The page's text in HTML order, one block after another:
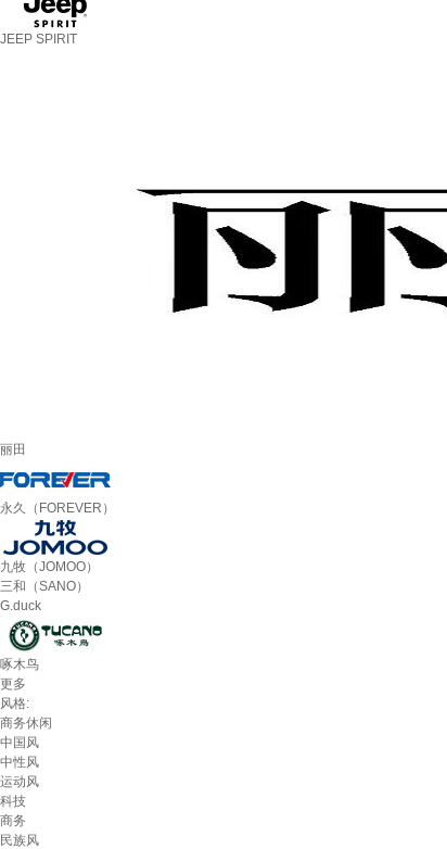
JEEP SPIRIT
丽田
永久（FOREVER）
九牧（JOMOO）
三和（SANO）
G.duck
啄木鸟
更多
风格:
商务休闲
中国风
中性风
运动风
科技
商务
民族风